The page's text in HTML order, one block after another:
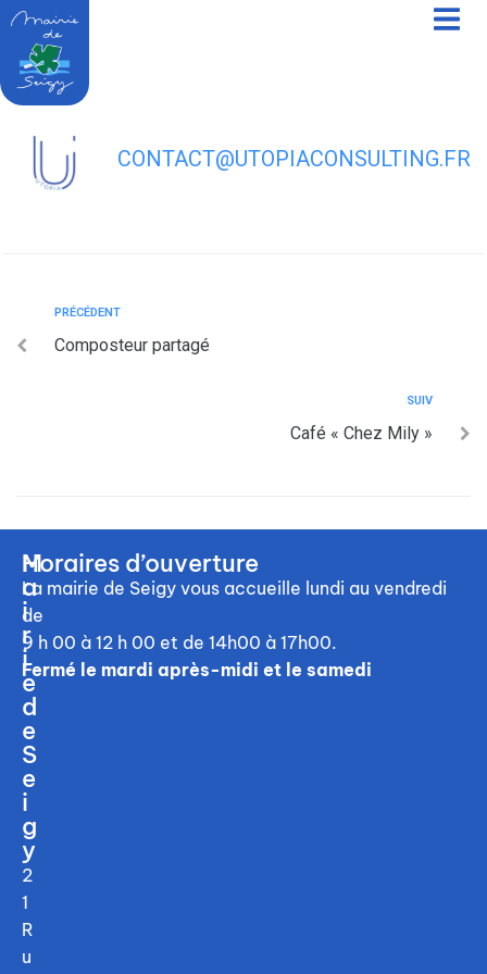
principal
Base nautique Les Couflons
CONTACT@UTOPIACONSULTING.FR
PRÉCÉDENT
Composteur partagé
SUIV
Café « Chez Mily »
M
a
i
r
i
e
d
e
S
e
i
g
y
2
1
R
u
Horaires d’ouverture
La mairie de Seigy vous accueille lundi au vendredi
de
9 h 00 à 12 h 00 et de 14h00 à 17h00.
Fermé le mardi après-midi et le samedi